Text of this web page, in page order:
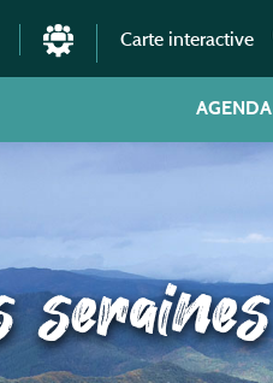
Carte interactive
AGENDA
seraines